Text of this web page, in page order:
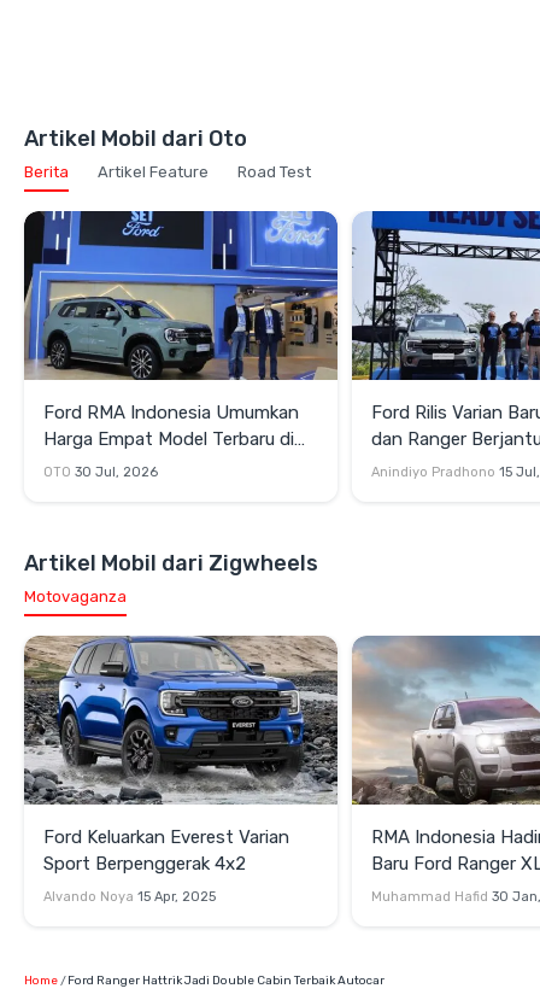
Artikel Mobil dari Oto
Berita Artikel Feature Road Test
Ford RMA Indonesia Umumkan
Harga Empat Model Terbaru di
GIIAS 2026
OTO 30 Jul, 2026
Ford Rilis Varian
dan Ranger
Anindiyo Pradhono 15
Artikel Mobil dari Zigwheels
Motovaganza
Ford Keluarkan Everest Varian
Sport Berpenggerak 4x2
Alvando Noya 15 Apr, 2025
RMA Indonesia
Baru Ford Ranger
Muhammad Hafid 30
Home Ford Ranger Hattrik Jadi Double Cabin Terbaik Autocar